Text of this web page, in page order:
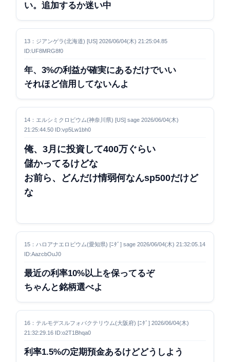
い。追加するか迷い中
13：ジアンゲラ(北海道) [US] 2026/06/04(木) 21:25:04.85
ID:UF8MRG8f0
年、3%の利益が確実にあるだけでいい
それほど信用してないんよ
14：エルシミクロビウム(神奈川県) [US] sage 2026/06/04(木)
21:25:44.50 ID:vp5Lw1bh0
俺、3月に投資して400万ぐらい
儲かってるけどな
お前ら、どんだけ情弱何なんsp500だけど
な
15：ハロアナエロビウム(愛知県) [ﾆﾀﾞ] sage 2026/06/04(木) 21:32:05.14
ID:AazcbOuJ0
最近の利率10%以上を保ってるぞ
ちゃんと銘柄選べよ
16：テルモデスルフォバクテリウム(大阪府) [ﾆﾀﾞ] 2026/06/04(木)
21:32:29.16 ID:o2T1Bhqa0
利率1.5%の定期預金あるけどどうしよう